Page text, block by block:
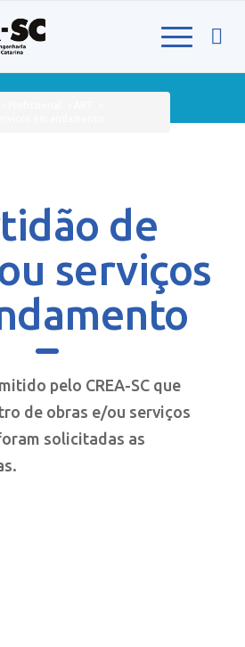
de
serviços
pelo CREA-SC que
de obras e/ou serviços
solicitadas as